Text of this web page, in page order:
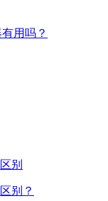
用吗？
别
别？